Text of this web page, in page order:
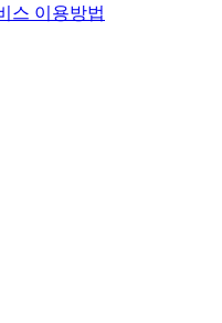
스 이용방법